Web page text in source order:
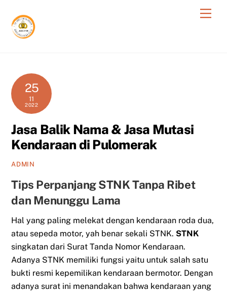
content
25
11
2022
Jasa Balik Nama & Jasa Mutasi
Kendaraan di Pulomerak
ADMIN
Tips Perpanjang STNK Tanpa Ribet
dan Menunggu Lama
Hal yang paling melekat dengan kendaraan roda dua,
atau sepeda motor, yah benar sekali STNK. STNK
singkatan dari Surat Tanda Nomor Kendaraan.
Adanya STNK memiliki fungsi yaitu untuk salah satu
bukti resmi kepemilikan kendaraan bermotor. Dengan
adanya surat ini menandakan bahwa kendaraan yang